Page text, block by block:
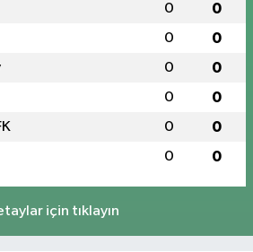
0 0
0 0
0 0
0 0
0 0
0 0
için tıklayın